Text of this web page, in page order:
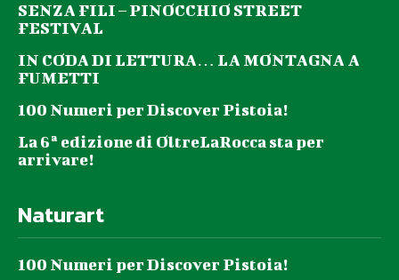
SENZA FILI – PINOCCHIO STREET
FESTIVAL
IN CODA DI LETTURA… LA MONTAGNA A
FUMETTI
100 Numeri per Discover Pistoia!
La 6ª edizione di OltreLaRocca sta per
arrivare!
Naturart
100 Numeri per Discover Pistoia!